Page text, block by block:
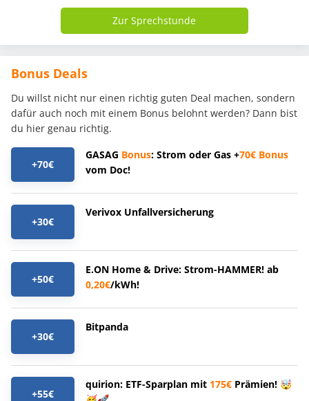
Zur Sprechstunde
Bonus Deals
Du willst nicht nur einen richtig guten Deal machen, sondern
dafür auch noch mit einem Bonus belohnt werden? Dann bist
du hier genau richtig.
+70€
GASAG Bonus: Strom oder Gas +70€ Bonus
vom Doc!
+30€
Verivox Unfallversicherung
+50€
E.ON Home & Drive: Strom-HAMMER! ab
0,20€/kWh!
+30€
Bitpanda
+55€
quirion: ETF-Sparplan mit 175€ Prämien! 🤯